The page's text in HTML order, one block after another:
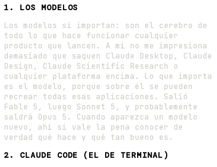
1. LOS MODELOS
Los modelos sí importan: son el cerebro de
todo lo que hace funcionar cualquier
producto que lancen. A mí no me impresiona
demasiado que saquen Claude Desktop, Claude
Design, Claude Scientific Research o
cualquier plataforma encima. Lo que importa
es el modelo, porque sobre él se pueden
recrear todas esas aplicaciones. Salió
Fable 5, luego Sonnet 5, y probablemente
saldrá Opus 5. Cuando aparezca un modelo
nuevo, ahí sí vale la pena conocer de
verdad qué hace y qué tan bueno es.
2. CLAUDE CODE (EL DE TERMINAL)